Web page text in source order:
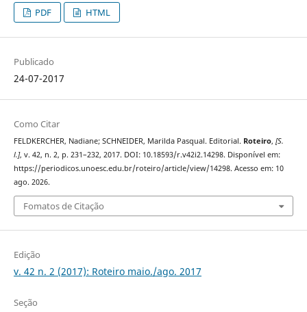
PDF HTML
Publicado
24-07-2017
Como Citar
FELDKERCHER, Nadiane; SCHNEIDER, Marilda Pasqual. Editorial. Roteiro, [S.
l.], v. 42, n. 2, p. 231–232, 2017. DOI: 10.18593/r.v42i2.14298. Disponível em:
https://periodicos.unoesc.edu.br/roteiro/article/view/14298. Acesso em: 10
ago. 2026.
Fomatos de Citação
Edição
v. 42 n. 2 (2017): Roteiro maio./ago. 2017
Seção